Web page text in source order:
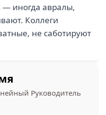
— иногда авралы,
Коллеги
не саботируют
Руководитель